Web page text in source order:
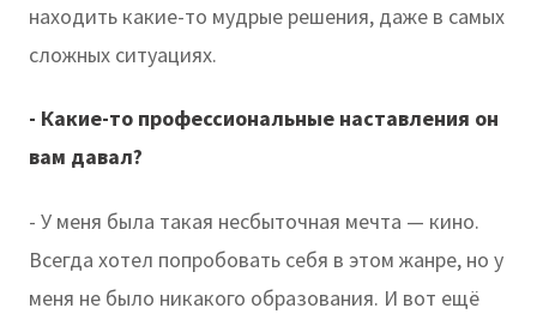
находить какие-то мудрые решения, даже в самых
сложных ситуациях.
- Какие-то профессиональные наставления он
вам давал?
- У меня была такая несбыточная мечта — кино.
Всегда хотел попробовать себя в этом жанре, но у
меня не было никакого образования. И вот ещё